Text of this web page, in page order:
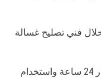
فني تصليح غسالة
بكفاءة وخبرة عالية وخدمة عمل على مدار 24 ساعة واستخدام